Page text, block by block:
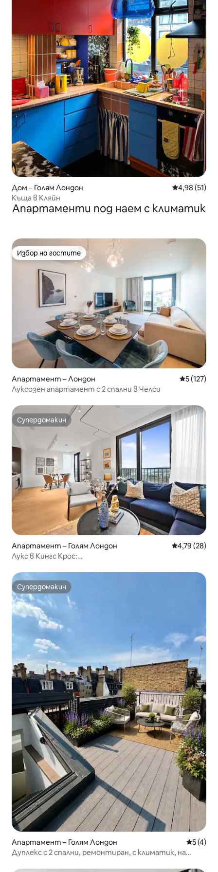
Дом – Голям Лондон Средна
4,98 (51)
Къща в Кляйн
Апартаменти под наем с климатик
Избор на гостите
Избор на гостите
Апартамент – Лондон Средна
5 (127)
Луксозен апартамент с 2 спални в Челси
Супердомакин
Супердомакин
Апартамент – Голям Лондон Средна
4,79 (28)
Лукс в Кингс Крос:
Супердомакин
Супердомакин
Апартамент – Голям Лондон Средна
5 (4)
Дуплекс с 2 спални, ремонтиран, с климатик, на